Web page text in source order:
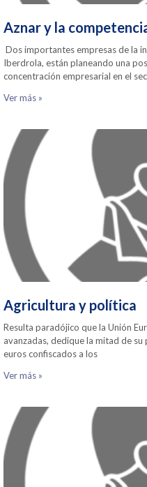
Aznar y la
Dos importantes empresas de la
Iberdrola, están planeando una
concentración empresarial en el
Ver más »
Agricultura y política
Resulta paradójico que la Unión
avanzadas, dedique la mitad de
euros confiscados a los
Ver más »